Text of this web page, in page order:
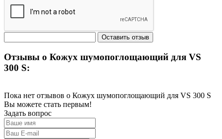
Отзывы о Кожух шумопоглощающий для VS
300 S:
Пока нет отзывов о Кожух шумопоглощающий для VS 300 S
Вы можете стать первым!
Задать вопрос